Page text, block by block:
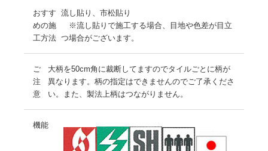
おすす
めの施
工方法
流し貼り、市松貼り
※流し貼りで施工する場合、目地や色差が目立
つ場合がございます。
ご
注
意
大柄を50cm角に裁断してますのでタイルごとに柄が
異なります。柄の指定はできませんのでご了承くださ
い。また、製法上柄はつながりません。
機能